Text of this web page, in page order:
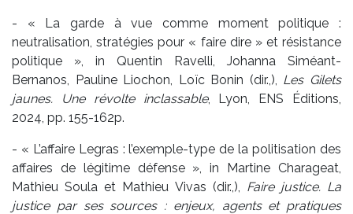
- « La garde à vue comme moment politique :
neutralisation, stratégies pour « faire dire » et résistance
politique », in Quentin Ravelli, Johanna Siméant-
Bernanos, Pauline Liochon, Loïc Bonin (dir.,), Les Gilets
jaunes. Une révolte inclassable, Lyon, ENS Éditions,
2024, pp. 155-162p.
- « L’affaire Legras : l’exemple-type de la politisation des
affaires de légitime défense », in Martine Charageat,
Mathieu Soula et Mathieu Vivas (dir.,), Faire justice. La
justice par ses sources : enjeux, agents et pratiques